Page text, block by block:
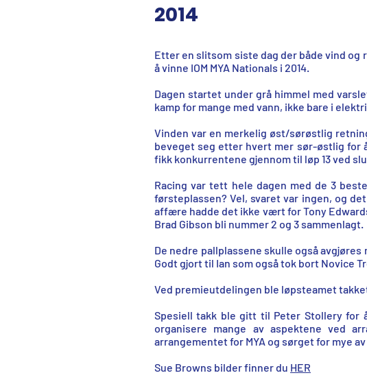
2014
Etter en slitsom siste dag der både vind
å vinne IOM MYA Nationals i 2014.
Dagen startet under grå himmel med
kamp for mange med vann, ikke bare i
Vinden var en merkelig øst/sørøstlig
beveget seg etter hvert mer sør-østlig for
fikk konkurrentene gjennom til løp 13 ved
Racing var tett hele dagen med de 3
førsteplassen? Vel, svaret var ingen, og
affære hadde det ikke vært for Tony
Brad Gibson bli nummer 2 og 3 sammenlagt.
De nedre pallplassene skulle også avgjøres
Godt gjort til Ian som også tok bort Novice
Ved premieutdelingen ble løpsteamet
Spesiell takk ble gitt til Peter Stollery for
organisere mange av aspektene ved
arrangementet for MYA og sørget for mye
Sue Browns bilder finner du HER